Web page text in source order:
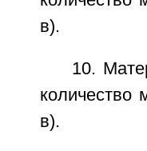
в).
10.
в).